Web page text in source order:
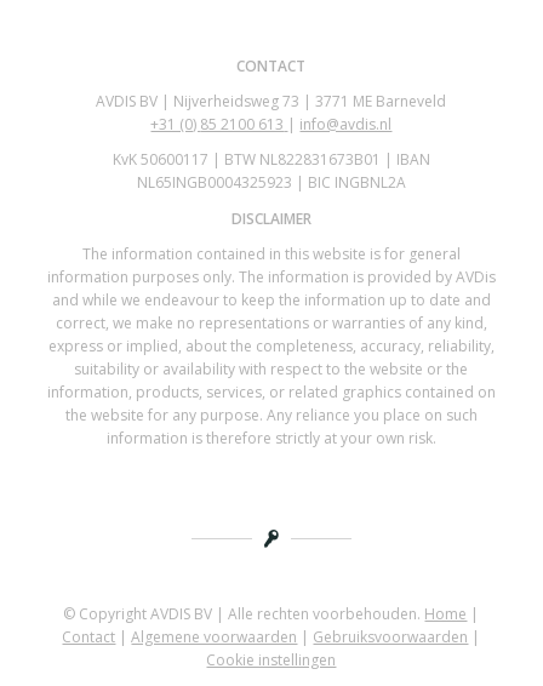
CONTACT
AVDIS BV | Nijverheidsweg 73 | 3771 ME Barneveld
+31 (0) 85 2100 613 | info@avdis.nl
KvK 50600117 | BTW NL822831673B01 | IBAN
NL65INGB0004325923 | BIC INGBNL2A
DISCLAIMER
The information contained in this website is for general
information purposes only. The information is provided by AVDis
and while we endeavour to keep the information up to date and
correct, we make no representations or warranties of any kind,
express or implied, about the completeness, accuracy, reliability,
suitability or availability with respect to the website or the
information, products, services, or related graphics contained on
the website for any purpose. Any reliance you place on such
information is therefore strictly at your own risk.
© Copyright AVDIS BV | Alle rechten voorbehouden. Home |
Contact |Algemene voorwaarden | Gebruiksvoorwaarden |
Cookie instellingen